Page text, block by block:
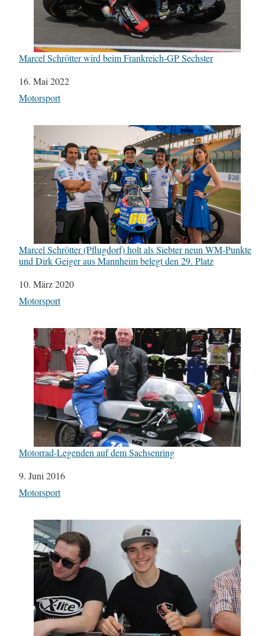
Marcel Schrötter wird beim Frankreich-GP Sechster
Datum
16. Mai 2022
In Bezug auf
Motorsport
Marcel Schrötter (Pflugdorf) holt als Siebter neun WM-Punkte
und Dirk Geiger aus Mannheim belegt den 29. Platz
Datum
10. März 2020
In Bezug auf
Motorsport
Motorrad-Legenden auf dem Sachsenring
Datum
9. Juni 2016
In Bezug auf
Motorsport